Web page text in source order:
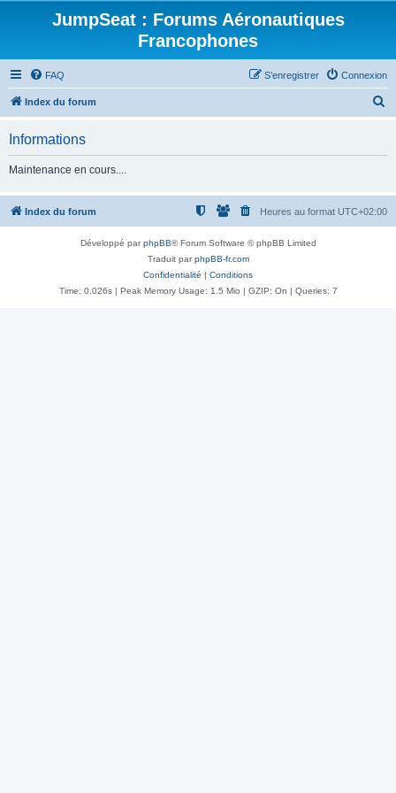
JumpSeat : Forums Aéronautiques
Francophones
FAQ Connexion
S’enregistrer
Index du forum
r
c
Informations
Maintenance en cours....
Index du forum Heures au format UTC+02:00
Développé parphpBB® Forum Software © phpBB Limited
Traduit parphpBB-fr.com
Confidentialité | Conditions
Time: 0.026s| Peak Memory Usage: 1.5 Mio | GZIP: On | Queries: 7